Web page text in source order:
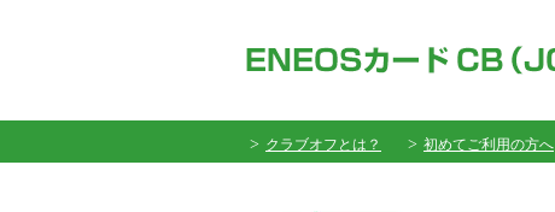
クラブオフとは？ 初めてご利用の方へ